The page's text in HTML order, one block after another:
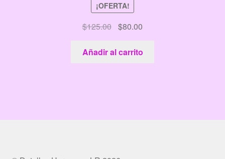
¡OFERTA!
$125.00 El
precio
original
era:
$80.00
precio
actual
es:
Añadir al carrito